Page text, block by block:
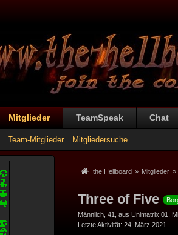
Mitglieder TeamSpeak Chat
Team-Mitglieder Mitgliedersuche
the Hellboard » Mitglieder »
Three of Five
Männlich 41 aus Unimatrix 01
Letzte Aktivität 24. März 2021